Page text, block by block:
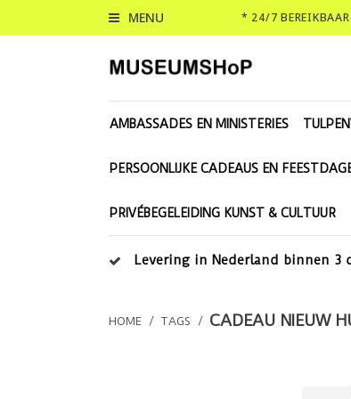
MENU * 24/7 BEREIKBAAR
AMBASSADES EN MINISTERIES
PERSOONLIJKE CADEAUS EN
PRIVÉBEGELEIDING KUNST & CULTUUR
Levering in Nederland binnen 3
HOME / TAGS / CADEAU NIEUW